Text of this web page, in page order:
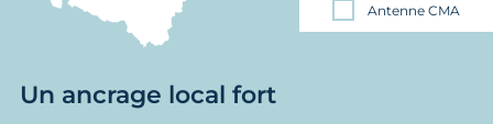
Antenne CMA
Un ancrage local fort